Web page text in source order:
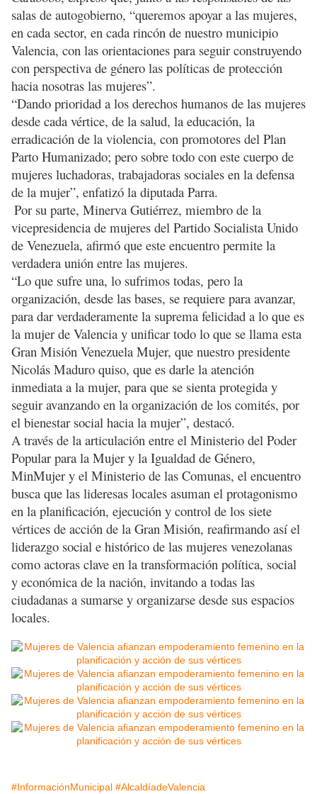
salas de autogobierno, “queremos apoyar a las mujeres,
en cada sector, en cada rincón de nuestro municipio
Valencia, con las orientaciones para seguir construyendo
con perspectiva de género las políticas de protección
hacia nosotras las mujeres”.
“Dando prioridad a los derechos humanos de las mujeres
desde cada vértice, de la salud, la educación, la
erradicación de la violencia, con promotores del Plan
Parto Humanizado; pero sobre todo con este cuerpo de
mujeres luchadoras, trabajadoras sociales en la defensa
de la mujer”, enfatizó la diputada Parra.
Por su parte, Minerva Gutiérrez, miembro de la
vicepresidencia de mujeres del Partido Socialista Unido
de Venezuela, afirmó que este encuentro permite la
verdadera unión entre las mujeres.
“Lo que sufre una, lo sufrimos todas, pero la
organización, desde las bases, se requiere para avanzar,
para dar verdaderamente la suprema felicidad a lo que es
la mujer de Valencia y unificar todo lo que se llama esta
Gran Misión Venezuela Mujer, que nuestro presidente
Nicolás Maduro quiso, que es darle la atención
inmediata a la mujer, para que se sienta protegida y
seguir avanzando en la organización de los comités, por
el bienestar social hacia la mujer”, destacó.
A través de la articulación entre el Ministerio del Poder
Popular para la Mujer y la Igualdad de Género,
MinMujer y el Ministerio de las Comunas, el encuentro
busca que las lideresas locales asuman el protagonismo
en la planificación, ejecución y control de los siete
vértices de acción de la Gran Misión, reafirmando así el
liderazgo social e histórico de las mujeres venezolanas
como actoras clave en la transformación política, social
y económica de la nación, invitando a todas las
ciudadanas a sumarse y organizarse desde sus espacios
locales.
#InformaciónMunicipal #AlcaldíadeValencia